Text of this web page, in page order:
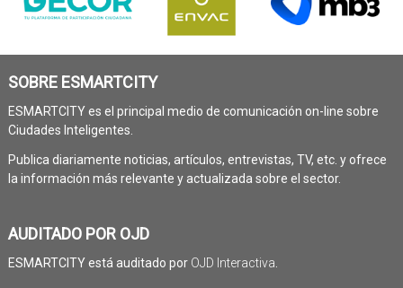
SOBRE ESMARTCITY
ESMARTCITY es el principal medio de comunicación on-line sobre
Ciudades Inteligentes.
Publica diariamente noticias, artículos, entrevistas, TV, etc. y ofrece
la información más relevante y actualizada sobre el sector.
AUDITADO POR OJD
ESMARTCITY está auditado por OJD Interactiva